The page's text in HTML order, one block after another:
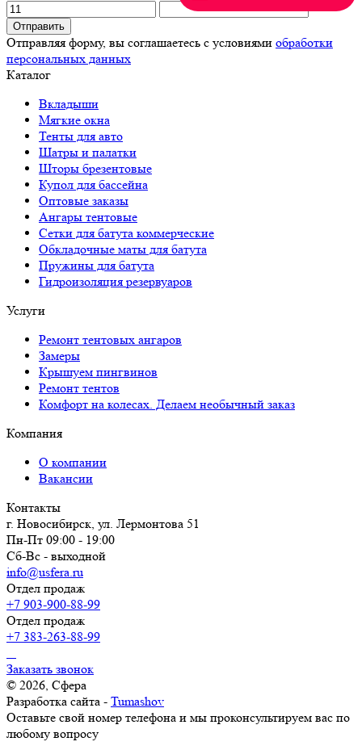
Отправить
Отправляя форму, вы соглашаетесь с условиями обработки
персональных данных
Каталог
Вкладыши
Мягкие окна
Тенты для авто
Шатры и палатки
Шторы брезентовые
Купол для бассейна
Оптовые заказы
Ангары тентовые
Сетки для батута коммерческие
Обкладочные маты для батута
Пружины для батута
Гидроизоляция резервуаров
Услуги
Ремонт тентовых ангаров
Замеры
Крышуем пингвинов
Ремонт тентов
Комфорт на колесах. Делаем необычный заказ
Компания
О компании
Вакансии
Контакты
г. Новосибирск, ул. Лермонтова 51
Пн-Пт 09:00 - 19:00
Сб-Вс - выходной
info@usfera.ru
Отдел продаж
+7 903-900-88-99
Отдел продаж
+7 383-263-88-99
Заказать звонок
© 2026, Сфера
Разработка сайта - Tumashov
Оставьте свой номер телефона и мы проконсультируем вас по
любому вопросу